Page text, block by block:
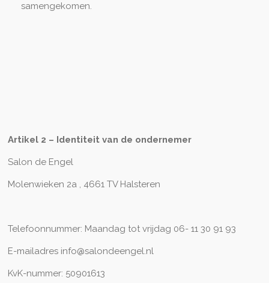
samengekomen.
Artikel 2 – Identiteit van de ondernemer
Salon de Engel
Molenwieken 2a , 4661 TV Halsteren
Telefoonnummer: Maandag tot vrijdag 06- 11 30 91 93
E-mailadres info@salondeengel.nl
KvK-nummer: 50901613